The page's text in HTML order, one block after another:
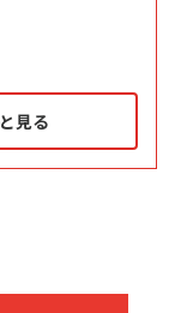
見る